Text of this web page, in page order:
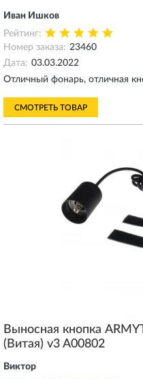
Иван Ишков
Рейтинг:
Номер заказа: 23460
Дата: 03.03.2022
Отличный фонарь, отличная
СМОТРЕТЬ ТОВАР
Выносная кнопка
(Витая) v3 A00802
Виктор